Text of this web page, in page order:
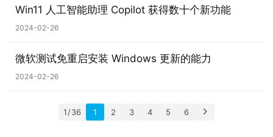
Win11 人工智能助理 Copilot 获得数十个新功能
2024-02-26
微软测试免重启安装 Windows 更新的能力
2024-02-26
1 / 36 1 2 3 4 5 6